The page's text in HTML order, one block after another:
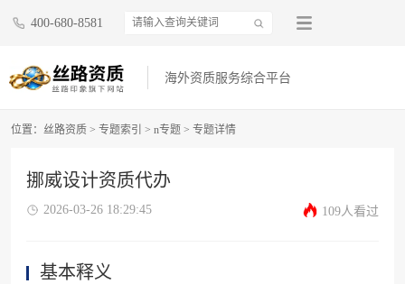
400-680-8581
海外资质服务综合平台
位置： 丝路资质 > 专题索引 > n专题 > 专题详情
挪威设计资质代办
2026-03-26 18:29:45 109人看过
基本释义